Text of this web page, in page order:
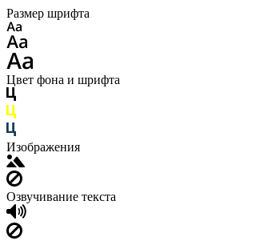
Размер шрифта
Цвет фона и шрифта
Изображения
Озвучивание текста